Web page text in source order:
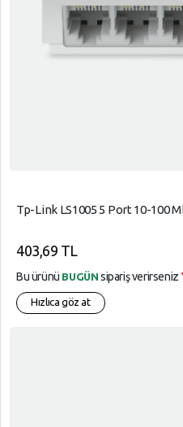
Tp-Link LS1005 5 Port 10-100
403,69 TL
Bu ürünü BUGÜN sipariş verirseniz
Hızlıca göz at